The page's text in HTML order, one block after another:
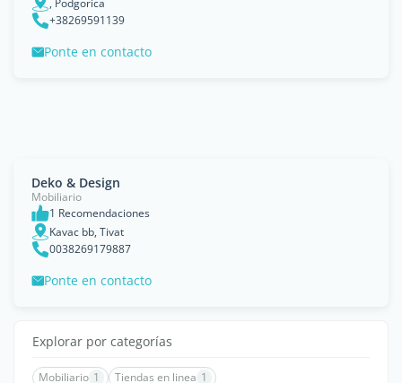
+38269591139
Ponte en contacto
Deko & Design
Mobiliario
1 Recomendaciones
Kavac bb, Tivat
0038269179887
Ponte en contacto
Explorar por categorías
Mobiliario 1 Tiendas en linea 1